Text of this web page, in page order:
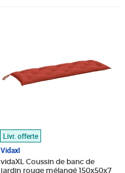
Livr. offerte
Vidaxl
vidaXL Coussin de banc de
jardin rouge mélangé 150x50x7